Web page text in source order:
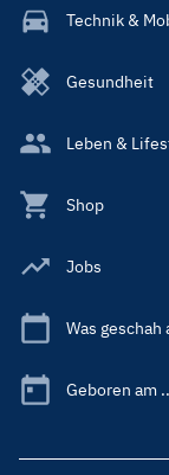
Technik &
Gesundheit
Leben &
Shop
Jobs
Was geschah
Geboren am